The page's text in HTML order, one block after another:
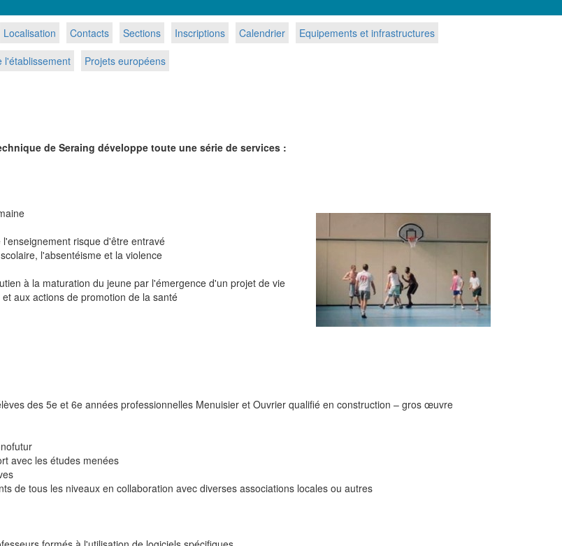
Localisation Contacts Sections Inscriptions Calendrier
Equipements et infrastructures
l'établissement Projets européens
de Seraing développe toute une série de services :
risque d'être entravé
l'absentéisme et la violence
à la maturation du jeune par l'émergence d'un projet de vie
aux actions de promotion de la santé
des 5e et 6e années professionnelles Menuisier et Ouvrier qualifié en construction – gros œuvre
avec les études menées
de tous les niveaux en collaboration avec diverses associations locales ou autres